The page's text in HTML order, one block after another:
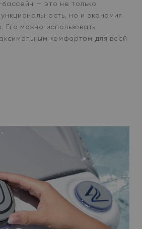
бассейн — это не только
но и экономия
Его можно использовать
комфортом для всей